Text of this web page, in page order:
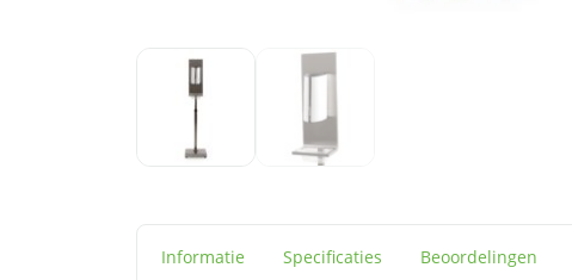
Informatie Specificaties Beoordelingen